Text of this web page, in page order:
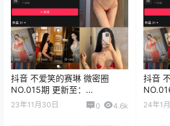
抖音 不爱笑的赛琳 微密圈
NO.015期 更新至：
2023.11.30
23年11月30日 0 4.6k
抖音
24年1